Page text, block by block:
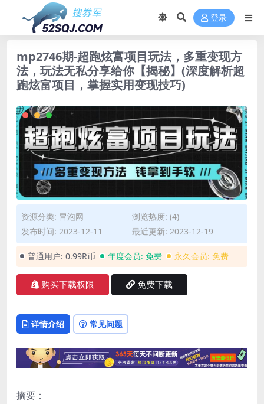
登录
mp2746期-超跑炫富项目玩法，多重变现方
法，玩法无私分享给你【揭秘】(深度解析超
跑炫富项目，掌握实用变现技巧)
资源分类: 冒泡网
浏览热度: (4)
发布时间: 2023-12-11
最近更新: 2023-12-19
普通用户: 0.99R币 年度会员: 免费 永久会员: 免费
购买下载权限 免费下载
详情介绍 常见问题
摘要：